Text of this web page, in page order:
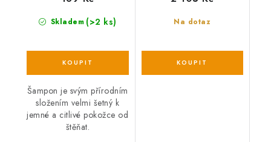
Skladem (>2 ks)
Šampon je svým přírodním
složením velmi šetný k
jemné a citlivé pokožce od
štěňat.
Na dotaz